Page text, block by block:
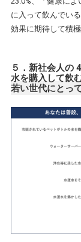
に入って飲んでい
効果に期待して積
５．新社会人の
水を購入して飲
若い世代にとっ